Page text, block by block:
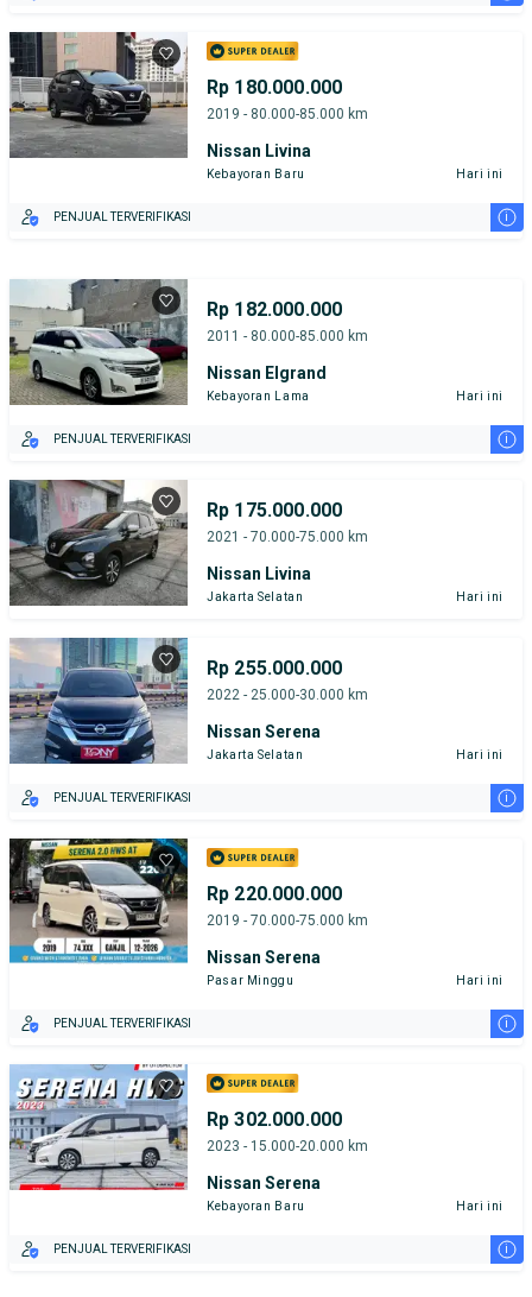
Rp 180.000.000
2019 - 80.000-85.000 km
Nissan Livina
Kebayoran Baru Hari ini
PENJUAL TERVERIFIKASI i
Rp 182.000.000
2011 - 80.000-85.000 km
Nissan Elgrand
Kebayoran Lama Hari ini
PENJUAL TERVERIFIKASI i
Rp 175.000.000
2021 - 70.000-75.000 km
Nissan Livina
Jakarta Selatan Hari ini
Rp 255.000.000
2022 - 25.000-30.000 km
Nissan Serena
Jakarta Selatan Hari ini
PENJUAL TERVERIFIKASI i
Rp 220.000.000
2019 - 70.000-75.000 km
Nissan Serena
Pasar Minggu Hari ini
PENJUAL TERVERIFIKASI i
Rp 302.000.000
2023 - 15.000-20.000 km
Nissan Serena
Kebayoran Baru Hari ini
PENJUAL TERVERIFIKASI i